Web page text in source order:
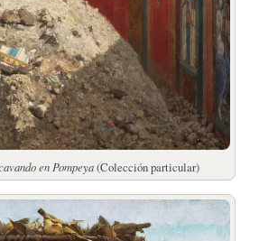
en Pompeya(Colección particular)